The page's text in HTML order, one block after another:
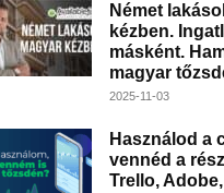
Német
kézben.
másként.
magyar
2025-11-03
Használod a
vennéd a
Trello,